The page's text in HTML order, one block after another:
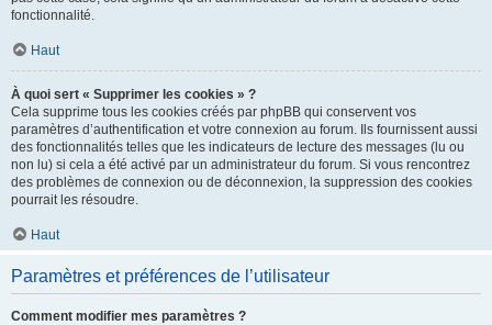
fonctionnalité.
Haut
À quoi sert « Supprimer les cookies » ?
Cela supprime tous les cookies créés par phpBB qui conservent vos
paramètres d’authentification et votre connexion au forum. Ils fournissent aussi
des fonctionnalités telles que les indicateurs de lecture des messages (lu ou
non lu) si cela a été activé par un administrateur du forum. Si vous rencontrez
des problèmes de connexion ou de déconnexion, la suppression des cookies
pourrait les résoudre.
Haut
Paramètres et préférences de l’utilisateur
Comment modifier mes paramètres ?